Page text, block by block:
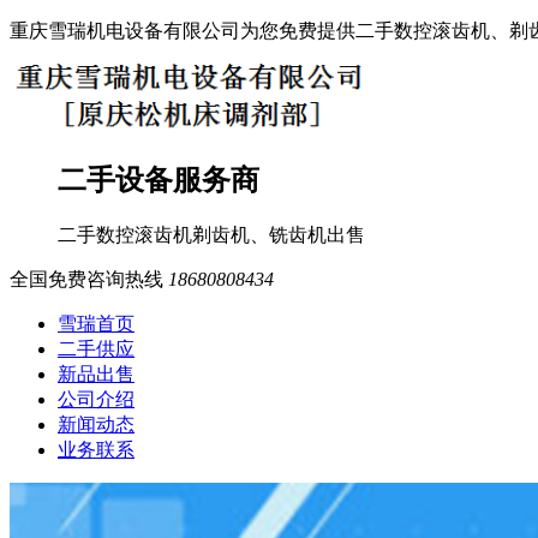
重庆雪瑞机电设备有限公司为您免费提供二手数控滚齿机、
二手设备服务商
二手数控滚齿机剃齿机、铣齿机出售
全国免费咨询热线 18680808434
雪瑞首页
二手供应
新品出售
公司介绍
新闻动态
业务联系